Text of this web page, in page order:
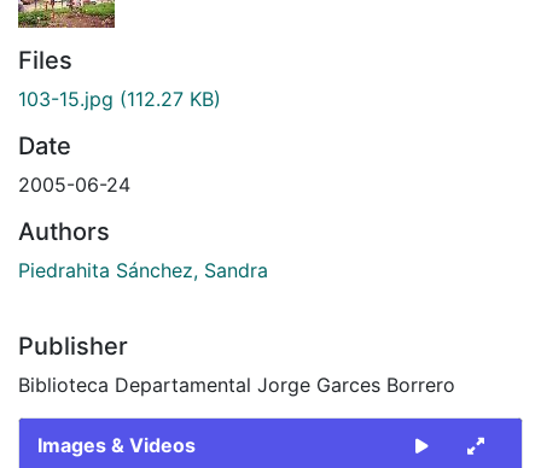
Files
103-15.jpg (112.27 KB)
Date
2005-06-24
Authors
Piedrahita Sánchez, Sandra
Publisher
Biblioteca Departamental Jorge Garces Borrero
Images & Videos